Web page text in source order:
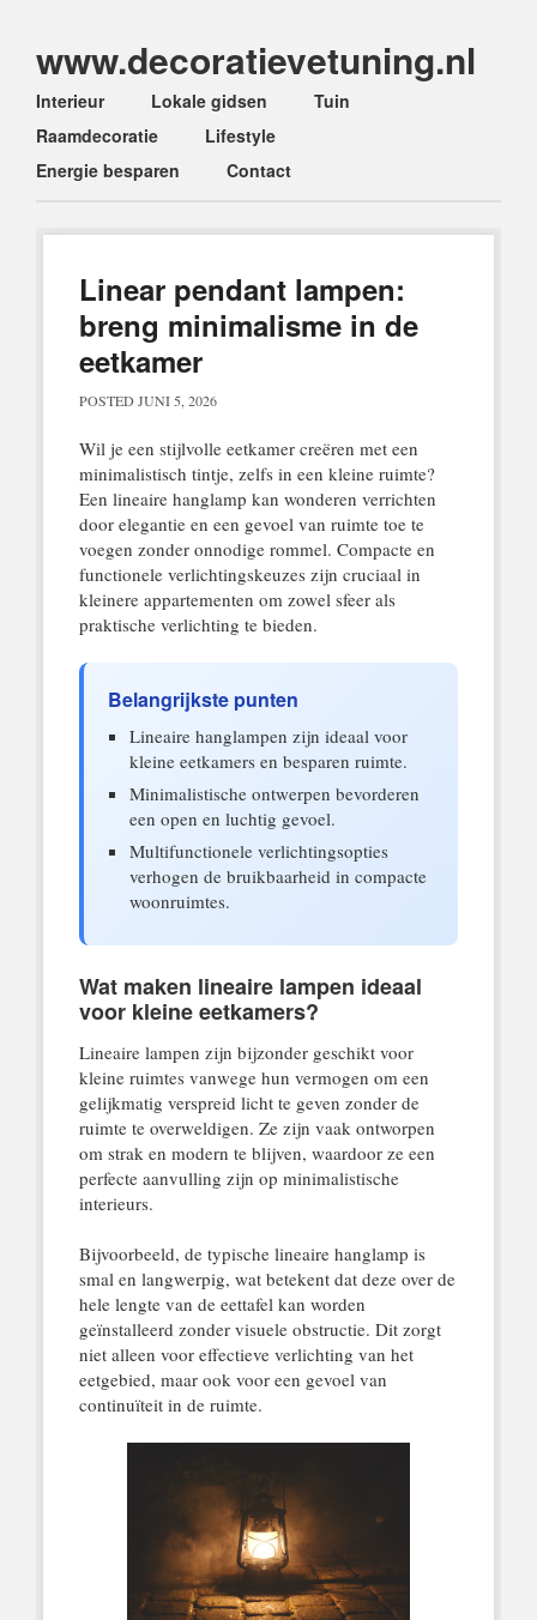
www.decoratievetuning.nl
Main menu
Skip
to
content
Interieur Lokale gidsen
Tuin
Raamdecoratie
Lifestyle
Energie besparen
Contact
Linear pendant lampen:
breng minimalisme in de
eetkamer
POSTED JUNI 5, 2026
Wil je een stijlvolle eetkamer creëren met een
minimalistisch tintje, zelfs in een kleine ruimte?
Een lineaire hanglamp kan wonderen verrichten
door elegantie en een gevoel van ruimte toe te
voegen zonder onnodige rommel. Compacte en
functionele verlichtingskeuzes zijn cruciaal in
kleinere appartementen om zowel sfeer als
praktische verlichting te bieden.
Belangrijkste punten
Lineaire hanglampen zijn ideaal voor
kleine eetkamers en besparen ruimte.
Minimalistische ontwerpen bevorderen
een open en luchtig gevoel.
Multifunctionele verlichtingsopties
verhogen de bruikbaarheid in compacte
woonruimtes.
Wat maken lineaire lampen ideaal
voor kleine eetkamers?
Lineaire lampen zijn bijzonder geschikt voor
kleine ruimtes vanwege hun vermogen om een
gelijkmatig verspreid licht te geven zonder de
ruimte te overweldigen. Ze zijn vaak ontworpen
om strak en modern te blijven, waardoor ze een
perfecte aanvulling zijn op minimalistische
interieurs.
Bijvoorbeeld, de typische lineaire hanglamp is
smal en langwerpig, wat betekent dat deze over de
hele lengte van de eettafel kan worden
geïnstalleerd zonder visuele obstructie. Dit zorgt
niet alleen voor effectieve verlichting van het
eetgebied, maar ook voor een gevoel van
continuïteit in de ruimte.